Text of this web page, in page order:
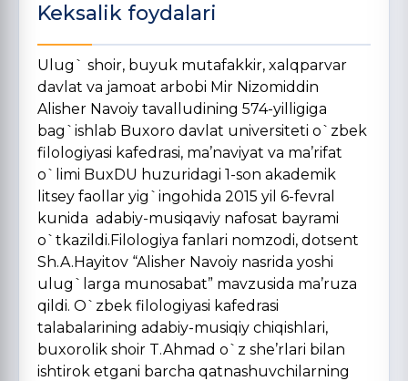
Keksalik foydalari
Ulug` shoir, buyuk mutafakkir, xalqparvar
davlat va jamoat arbobi Mir Nizomiddin
Alisher Navoiy tavalludining 574-yilligiga
bag`ishlab Buxoro davlat universiteti o`zbek
filologiyasi kafedrasi, ma’naviyat va ma’rifat
o`limi BuxDU huzuridagi 1-son akademik
litsey faollar yig`ingohida 2015 yil 6-fevral
kunida adabiy-musiqaviy nafosat bayrami
o`tkazildi.Filologiya fanlari nomzodi, dotsent
Sh.A.Hayitov “Alisher Navoiy nasrida yoshi
ulug`larga munosabat” mavzusida ma’ruza
qildi. O`zbek filologiyasi kafedrasi
talabalarining adabiy-musiqiy chiqishlari,
buxorolik shoir T.Ahmad o`z she’rlari bilan
ishtirok etgani barcha qatnashuvchilarning